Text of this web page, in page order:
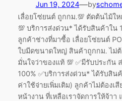
Jun 19, 2024—by
เลื่อยโซ่ยนต์ ถูกกม.💯 ตัดต้นไม้ใ
💯 บริการส่งด่วน* ได้รับสินค้าใ
ลูกค้าช่างที่มาซื้อ เลื่อยโซ่ยนต์
ใบมีดขนาดใหญ่ สินค้าถูกกม. ไม่
มั่นใจว่าของแท้ 💯 ✅มีรับประกัน
100% ✅บริการส่งด่วน* ได้รับสิ
ค่าใช้จ่ายเพิ่มเติม) ลูกค้าไม่ต้องเ
หน้างาน ที่เหลือเราจัดการให้จ้า